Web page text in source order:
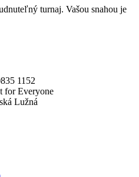
turnaj. Vašou snahou je
1152
for Everyone
Lužná